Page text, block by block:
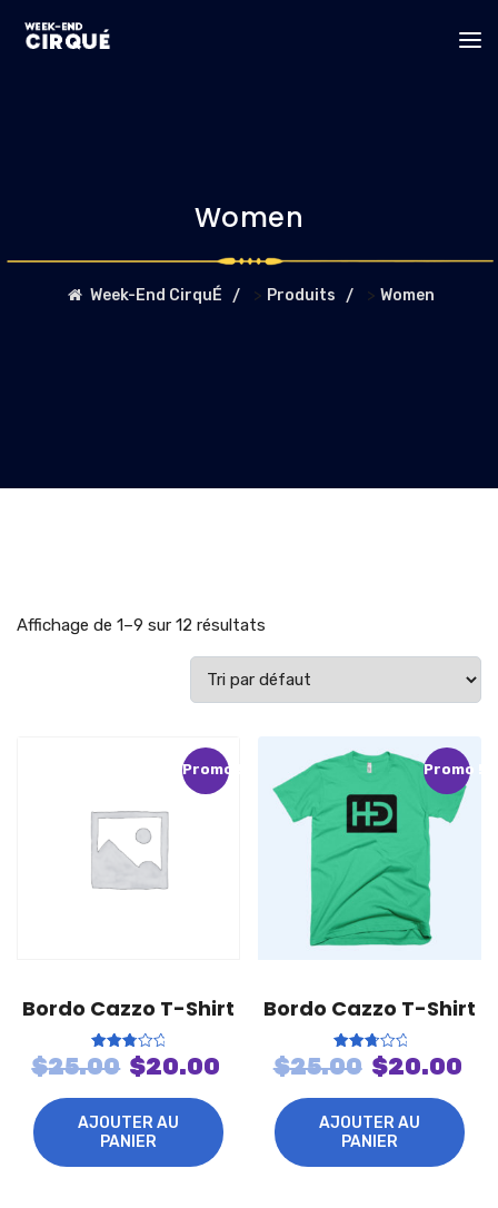
Women
Week-End CirquÉ > Produits > Women
Affichage de 1–9 sur 12 résultats
Promo !
Bordo Cazzo T-Shirt
Note
2.90
$25.00 Le
prix
initial
était :
$20.00
actuel
est :
AJOUTER AU
PANIER
Promo !
Bordo Cazzo T-Shirt
Note
2.94
$25.00 Le
prix
initial
était :
$20.00
AJOUTER AU
PANIER